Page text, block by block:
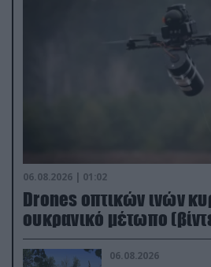
06.08.2026 | 01:02
Drones οπτικών ινών
ουκρανικό μέτωπο
06.08.2026